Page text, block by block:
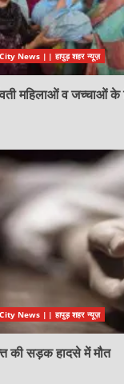
News || हापुड़ शहर न्यूज़
महिलाओं व जच्चाओं के
News || हापुड़ शहर न्यूज़
की सड़क हादसे में मौत